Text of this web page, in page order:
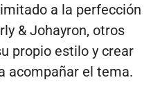
a la perfección
& Johayron, otros
propio estilo y crear
acompañar el tema.